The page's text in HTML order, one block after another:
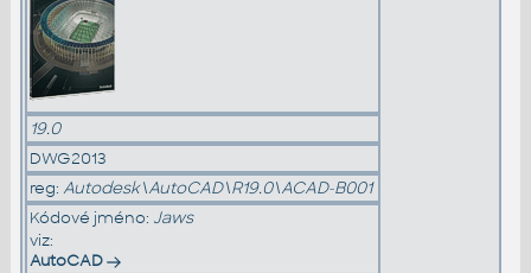
19.0
DWG2013
reg: Autodesk\AutoCAD\R19.0\ACAD-B001
Kódové jméno: Jaws
viz:
AutoCAD